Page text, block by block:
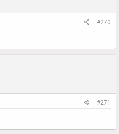
#270
#271